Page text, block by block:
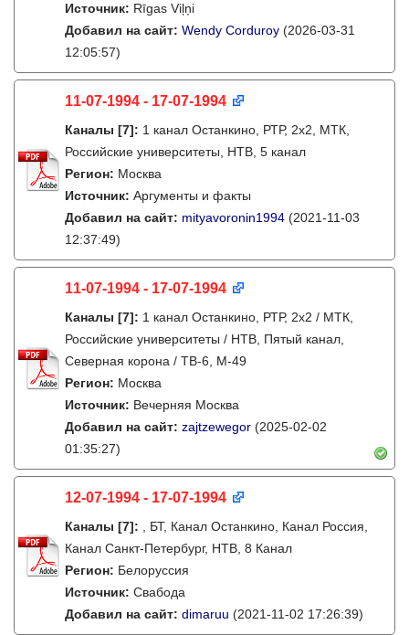
Источник: Rīgas Viļņi
Добавил на сайт: Wendy Corduroy (2026-03-31
12:05:57)
11-07-1994 - 17-07-1994
Каналы [7]: 1 канал Останкино, РТР, 2х2, МТК,
Российские университеты, НТВ, 5 канал
Регион: Москва
Источник: Аргументы и факты
Добавил на сайт: mityavoronin1994 (2021-11-03
12:37:49)
11-07-1994 - 17-07-1994
Каналы [7]: 1 канал Останкино, РТР, 2х2 / МТК,
Российские университеты / НТВ, Пятый канал,
Северная корона / ТВ-6, М-49
Регион: Москва
Источник: Вечерняя Москва
Добавил на сайт: zajtzewegor (2025-02-02
01:35:27)
12-07-1994 - 17-07-1994
Каналы [7]:
, БТ, Канал Останкино, Канал Россия,
Канал Санкт-Петербург, НТВ, 8 Канал
Регион: Белоруссия
Источник: Свабода
Добавил на сайт: dimaruu (2021-11-02 17:26:39)